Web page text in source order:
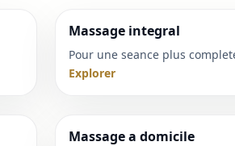
Massage integral
Pour une seance plus
Explorer
Massage a domicile